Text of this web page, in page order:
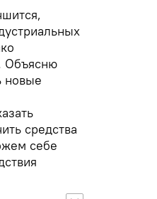
Объясню
новые
средства
себе